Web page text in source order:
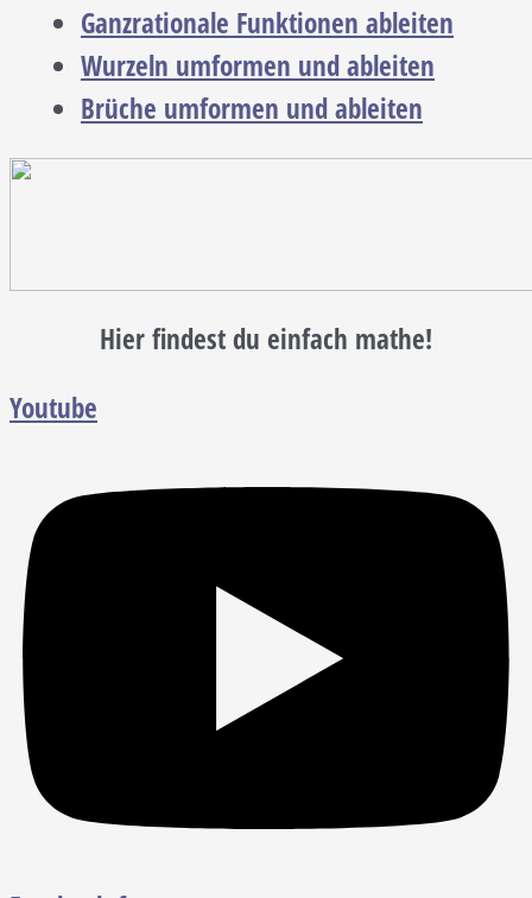
Ganzrationale Funktionen ableiten
Wurzeln umformen und ableiten
Brüche umformen und ableiten
Hier findest du einfach mathe!
Youtube